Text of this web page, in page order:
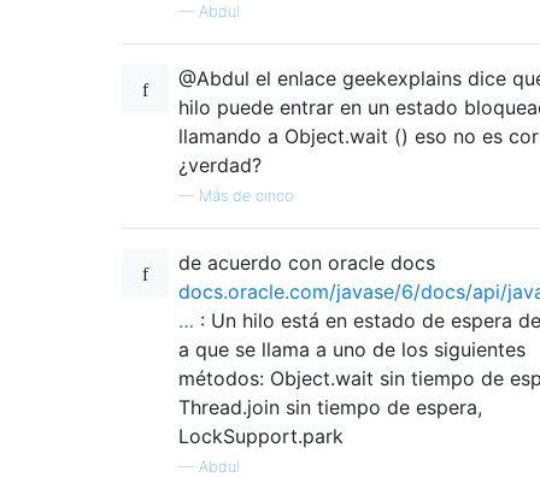
— Abdul
@Abdul el enlace geekexplains dice
hilo puede entrar en un estado
llamando a Object.wait () eso no es
¿verdad?
— Más de cinco
de acuerdo con oracle docs
docs.oracle.com/javase/6/docs/api/
… : Un hilo está en estado de espera
a que se llama a uno de los siguientes
métodos: Object.wait sin tiempo de
Thread.join sin tiempo de espera,
LockSupport.park
— Abdul